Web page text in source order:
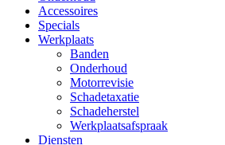
Accessoires
Specials
Werkplaats
Banden
Onderhoud
Motorrevisie
Schadetaxatie
Schadeherstel
Werkplaatsafspraak
Diensten